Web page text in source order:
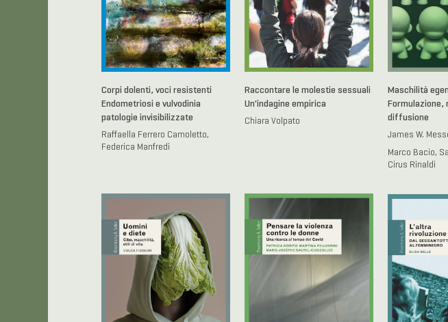
Corpi dolenti, voci resistenti
Endometriosi e vulvodinia
patologie invisibilizzate
Raffaella Ferrero Camoletto,
Federica Manfredi
Raccontare le molestie sessuali
Un'indagine empirica
Chiara Volpato
Maschilità
Formulazione,
diffusione
James W.
Marco Bacio,
Cirus Rinaldi